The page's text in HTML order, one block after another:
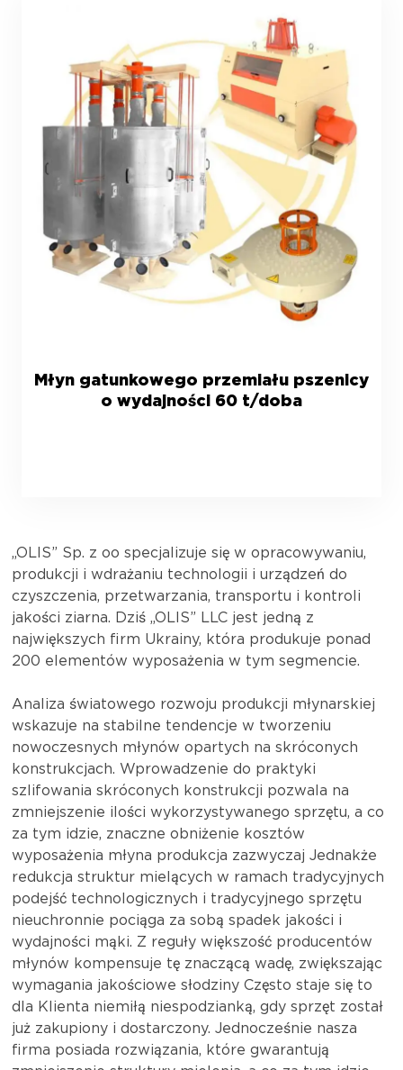
Młyn gatunkowego przemiału pszenicy
o wydajności 60 t/doba
„OLIS” Sp. z oo specjalizuje się w opracowywaniu,
produkcji i wdrażaniu technologii i urządzeń do
czyszczenia, przetwarzania, transportu i kontroli
jakości ziarna. Dziś „OLIS” LLC jest jedną z
największych firm Ukrainy, która produkuje ponad
200 elementów wyposażenia w tym segmencie.
Analiza światowego rozwoju produkcji młynarskiej
wskazuje na stabilne tendencje w tworzeniu
nowoczesnych młynów opartych na skróconych
konstrukcjach. Wprowadzenie do praktyki
szlifowania skróconych konstrukcji pozwala na
zmniejszenie ilości wykorzystywanego sprzętu, a co
za tym idzie, znaczne obniżenie kosztów
wyposażenia młyna produkcja zazwyczaj Jednakże
redukcja struktur mielących w ramach tradycyjnych
podejść technologicznych i tradycyjnego sprzętu
nieuchronnie pociąga za sobą spadek jakości i
wydajności mąki. Z reguły większość producentów
młynów kompensuje tę znaczącą wadę, zwiększając
wymagania jakościowe słodziny Często staje się to
dla Klienta niemiłą niespodzianką, gdy sprzęt został
już zakupiony i dostarczony. Jednocześnie nasza
firma posiada rozwiązania, które gwarantują